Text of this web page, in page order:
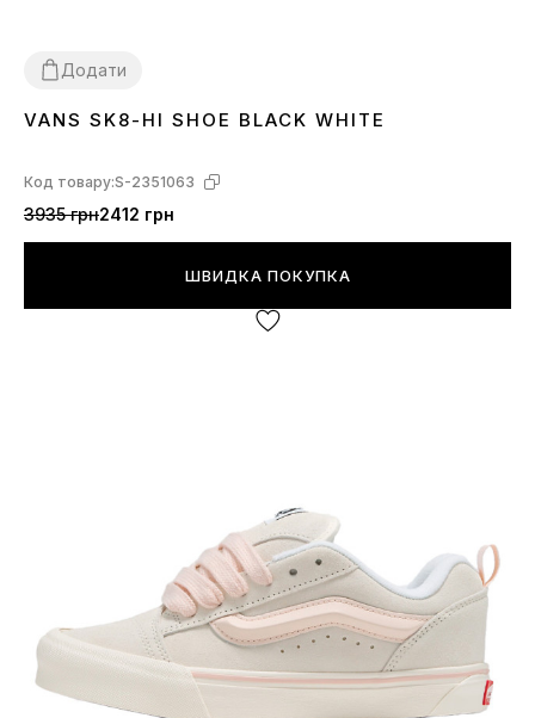
Додати
3638 39 4041 42 43
VANS SK8-HI SHOE BLACK WHITE
Код товару:S-2351063
3935 грн2412 грн
ШВИДКА ПОКУПКА